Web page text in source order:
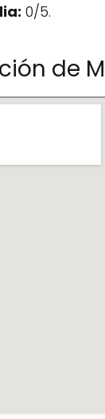
0/5.
de